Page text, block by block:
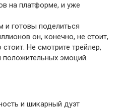
на платформе, и уже
готовы поделиться
он, конечно, не стоит,
Не смотрите трейлер,
эмоций.
и шикарный дуэт